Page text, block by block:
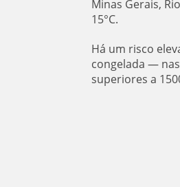
Minas Gerais,
15°C.
Há um risco
congelada —
superiores a